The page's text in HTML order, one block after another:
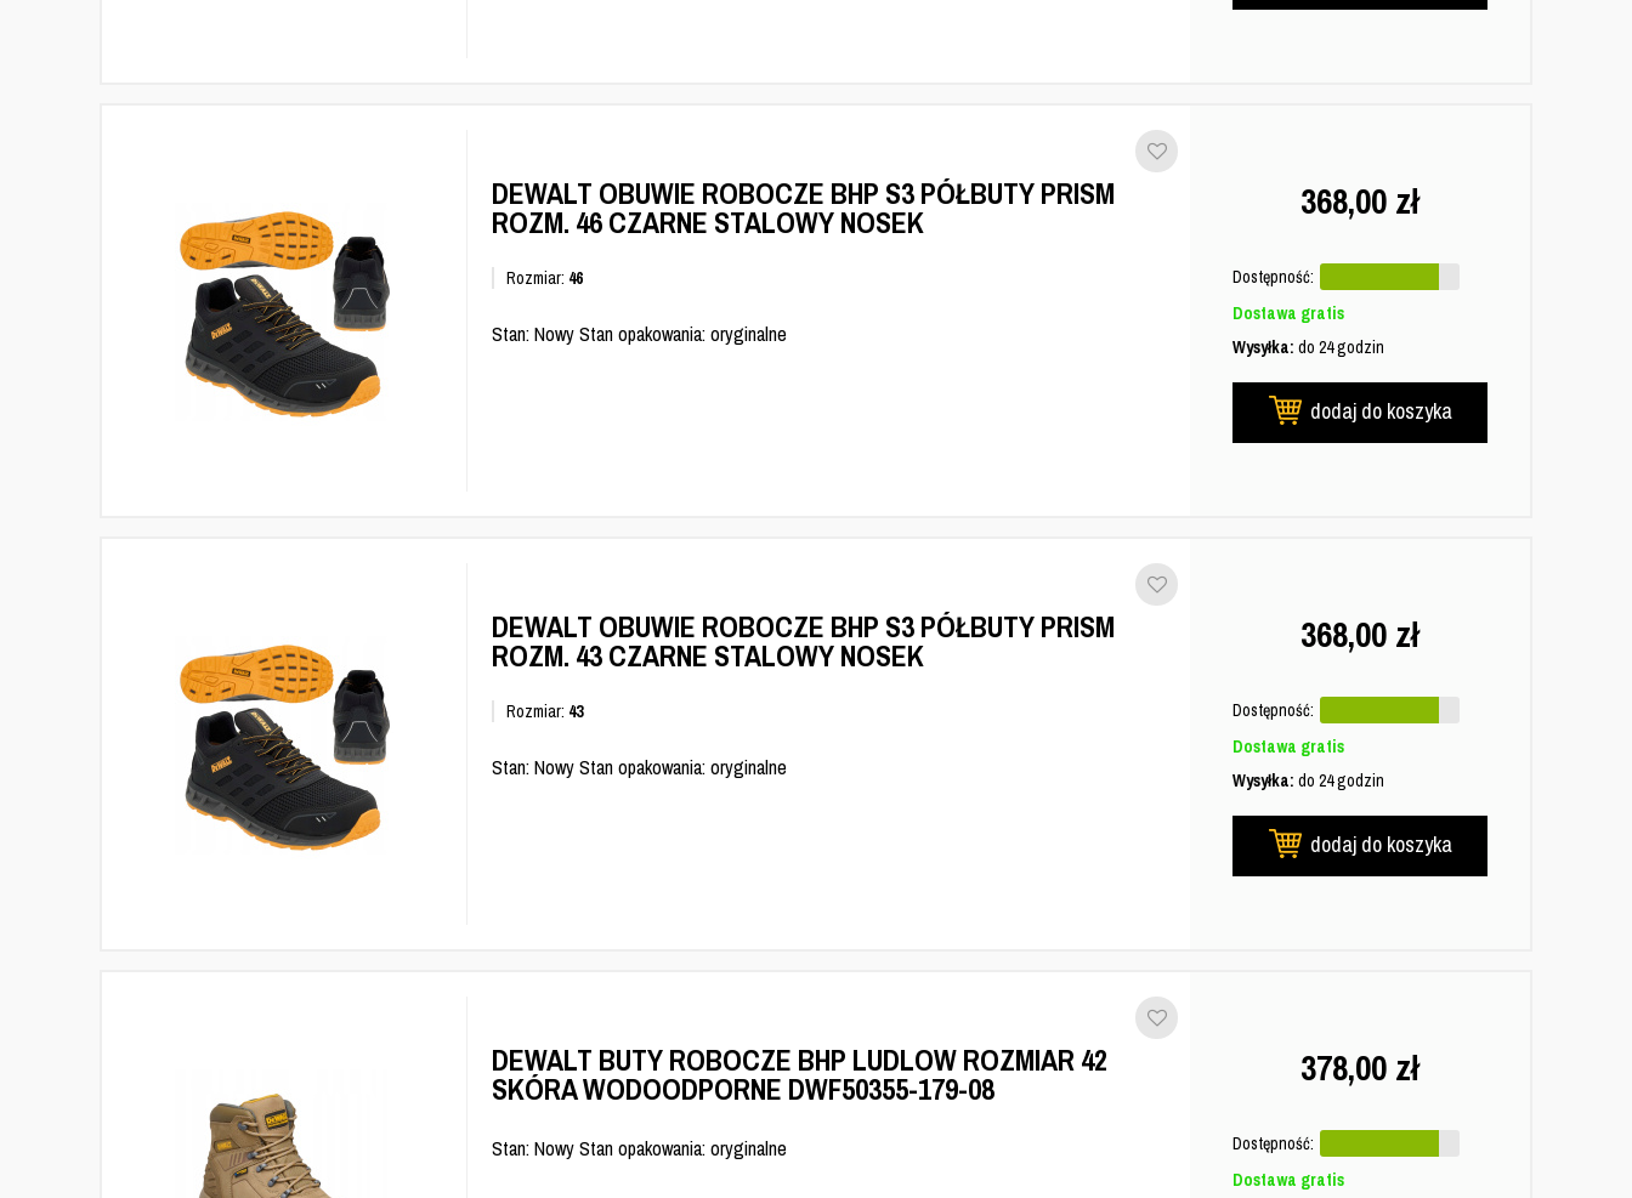
DEWALT OBUWIE ROBOCZE BHP S3 PÓŁBUTY PRISM
ROZM. 46 CZARNE STALOWY NOSEK
Rozmiar: 46
Stan: Nowy Stan opakowania: oryginalne
368,00 zł
Dostępność:
Dostawa gratis
Wysyłka: do 24 godzin
dodaj do koszyka
DEWALT OBUWIE ROBOCZE BHP S3 PÓŁBUTY PRISM
ROZM. 43 CZARNE STALOWY NOSEK
Rozmiar: 43
Stan: Nowy Stan opakowania: oryginalne
368,00 zł
Dostępność:
Dostawa gratis
Wysyłka: do 24 godzin
dodaj do koszyka
DEWALT BUTY ROBOCZE BHP LUDLOW ROZMIAR 42
SKÓRA WODOODPORNE DWF50355-179-08
Stan: Nowy Stan opakowania: oryginalne
378,00 zł
Dostępność:
Dostawa gratis